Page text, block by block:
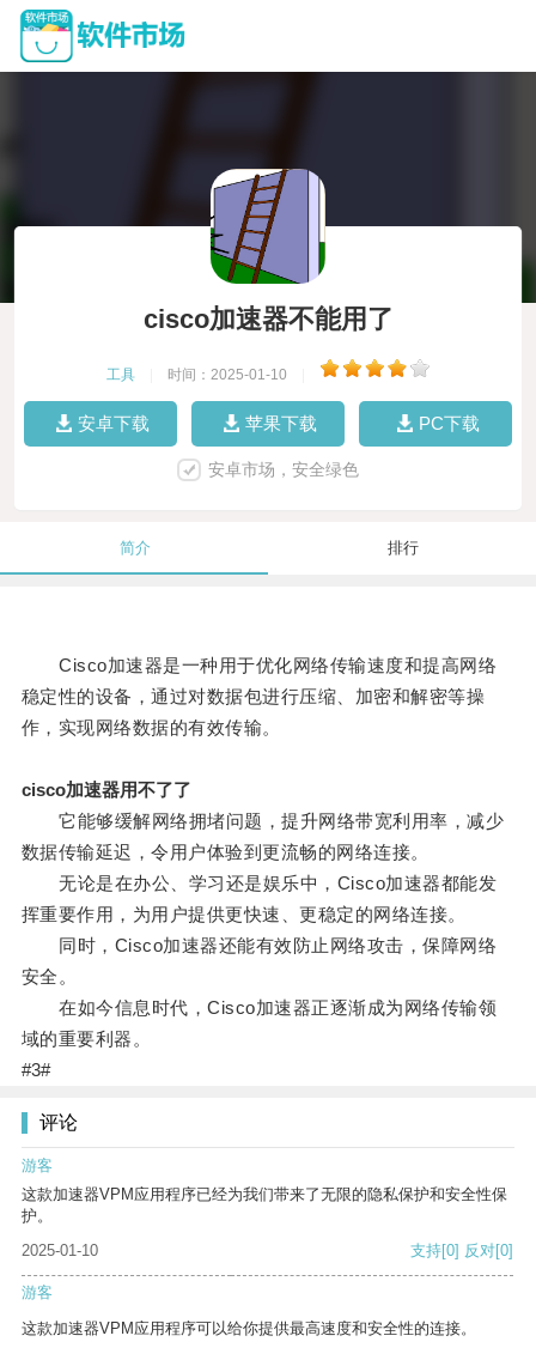
cisco加速器不能用了
工具 时间：2025-01-10
安卓下载 苹果下载 PC下载
安卓市场，安全绿色
简介 排行
Cisco加速器是一种用于优化网络传输速度和提高网络
稳定性的设备，通过对数据包进行压缩、加密和解密等操
作，实现网络数据的有效传输。
cisco加速器用不了了
它能够缓解网络拥堵问题，提升网络带宽利用率，减少
数据传输延迟，令用户体验到更流畅的网络连接。
无论是在办公、学习还是娱乐中，Cisco加速器都能发
挥重要作用，为用户提供更快速、更稳定的网络连接。
同时，Cisco加速器还能有效防止网络攻击，保障网络
安全。
在如今信息时代，Cisco加速器正逐渐成为网络传输领
域的重要利器。
#3#
评论
游客
这款加速器VPM应用程序已经为我们带来了无限的隐私保护和安全性保
护。
2025-01-10
支持[0] 反对[0]
游客
这款加速器VPM应用程序可以给你提供最高速度和安全性的连接。